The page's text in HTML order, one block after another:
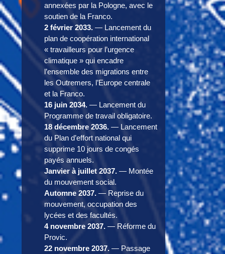
annexées par la Pologne, avec le
soutien de la Franco.
2 février 2033. — Lancement du
plan de coopération international
« travailleurs pour l’urgence
climatique » qui encadre
l’ensemble des migrations entre
les Outremers, l’Europe centrale
et la Franco.
16 juin 2034. — Lancement du
Programme de travail obligatoire.
18 décembre 2036. — Lancement
du Plan d’effort national qui
supprime 10 jours de congés
payés annuels.
Janvier à juillet 2037. — Montée
du mouvement social.
Automne 2037. — Reprise du
mouvement, occupation des
lycées et des facultés.
4 novembre 2037. — Réforme du
Provic.
22 novembre 2037. — Passage